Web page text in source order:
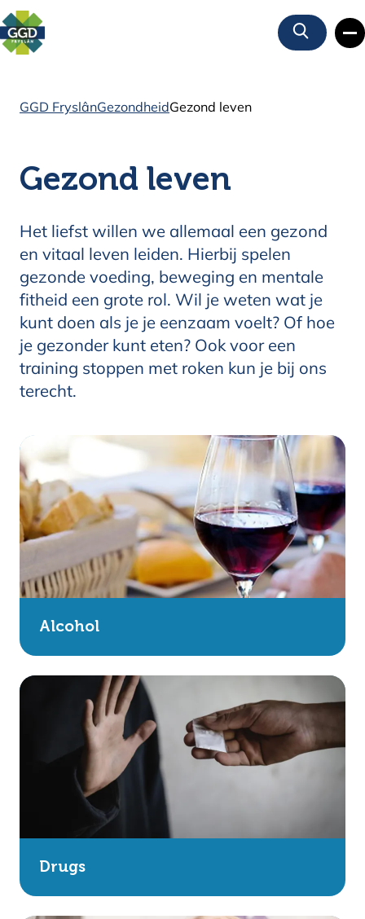
Zoeken
GGD FryslânGezondheidGezond leven
Gezond leven
Het liefst willen we allemaal een gezond
en vitaal leven leiden. Hierbij spelen
gezonde voeding, beweging en mentale
fitheid een grote rol. Wil je weten wat je
kunt doen als je je eenzaam voelt? Of hoe
je gezonder kunt eten? Ook voor een
training stoppen met roken kun je bij ons
terecht.
Alcohol
Drugs